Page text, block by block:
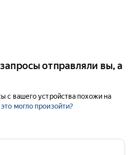
отправляли вы, а
с вашего устройства похожи на
могло произойти?